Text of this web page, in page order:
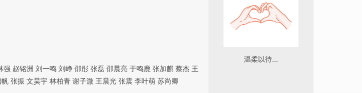
强 赵铭洲 刘一鸣 刘峥 邵彤 张磊 邵晨亮 于鸣鹿 张加麒 蔡杰 王
帆 张振 文昊宇 林柏青 谢子溦 王晨光 张震 李叶萌 苏尚卿
温柔以待...